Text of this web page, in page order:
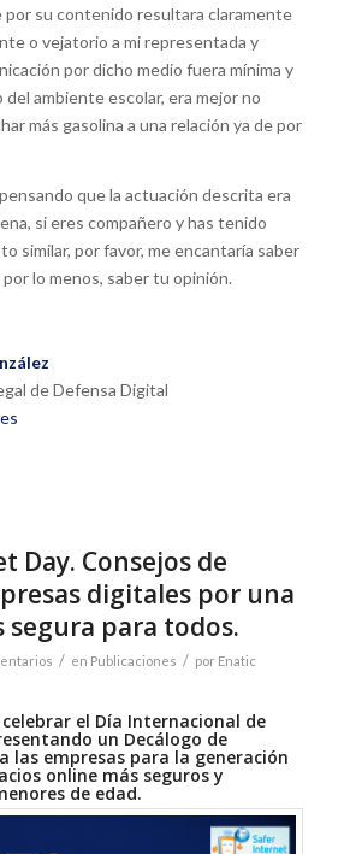
por su contenido resultara claramente
o vejatorio a mi representada y
por dicho medio fuera mínima y
ambiente escolar, era mejor no
más gasolina a una relación ya de por
que la actuación descrita era
si eres compañero y has tenido
similar, por favor, me encantaría saber
lo menos, saber tu opinión.
de Defensa Digital
Day. Consejos de
digitales por una
para todos.
/ en Publicaciones / por Enatic
celebrar el Día Internacional de
un Decálogo de
las empresas para la generación
online más seguros y
de edad.